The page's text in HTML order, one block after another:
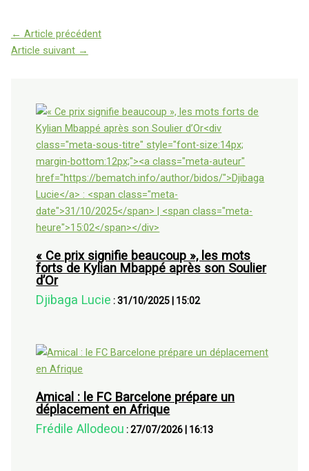
← Article précédent
Article suivant →
« Ce prix signifie beaucoup », les mots
forts de Kylian Mbappé après son Soulier
d’Or
Djibaga Lucie :31/10/2025 15:02
Amical : le FC Barcelone prépare un
déplacement en Afrique
Frédile Allodeou :27/07/2026 16:13